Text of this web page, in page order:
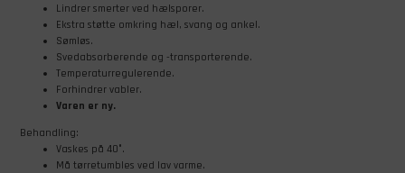
Lindrer smerter ved hælsporer.
Ekstra støtte omkring hæl, svang og ankel.
Sømløs.
Svedabsorberende og -transporterende.
Temperaturregulerende.
Forhindrer vabler.
Varen er ny.
Behandling:
Vaskes på 40°.
Må tørretumbles ved lav varme.